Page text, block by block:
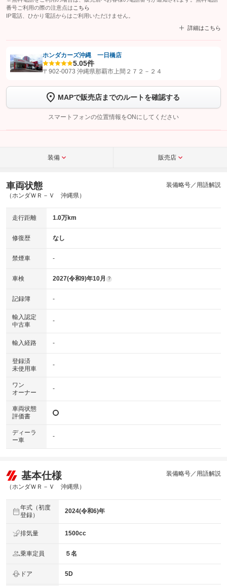
番号ご利用の際の注意点は こちら
IP電話、ひかり電話からはご利用いただけません。
詳細はこちら
【STEP1】認証画面でグーネットを友だち追加してから「許可する」ボタンを押
トーク画面で
ボタンをタップして問い合わせを
完了してください。
こちら
ホンダカーズ沖縄 一日橋店
5.05件
〒902-0073 沖縄県那覇市上間２７２－２４
MAPで販売店までのルートを確認する
スマートフォンの位置情報をONにしてください
装備 販売店
車両状態
（ホンダＷＲ－Ｖ 沖縄県）
装備略号／用語解説
走行距離 1.0万km
修復歴 なし
禁煙車 -
車検 2027(令和9)年10月 ?
記録簿 -
輸入認定
中古車
-
輸入経路 -
登録済
未使用車
-
ワン
オーナー
-
車両状態
評価書
ディーラ
ー車
-
基本仕様
（ホンダＷＲ－Ｖ 沖縄県）
装備略号／用語解説
年式（初度
登録）
2024(令和6)年
排気量 1500cc
乗車定員 ５名
ドア 5D